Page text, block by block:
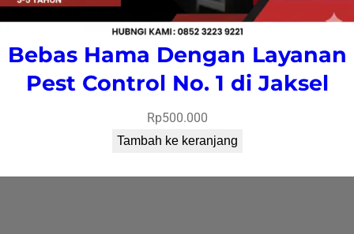
Bebas Hama Dengan Layanan
Pest Control No. 1 di Jaksel
Rp500.000
Tambah ke keranjang